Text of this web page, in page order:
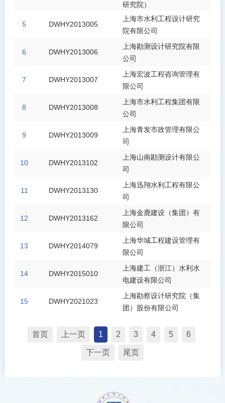
研究院）
5 DWHY2013005
上海市水利工程设计研究
院有限公司
6 DWHY2013006
上海勘测设计研究院有限
公司
7 DWHY2013007
上海宏波工程咨询管理有
限公司
8 DWHY2013008
上海市水利工程集团有限
公司
9 DWHY2013009
上海青发市政管理有限公
司
10 DWHY2013102
上海山南勘测设计有限公
司
11 DWHY2013130
上海迅翔水利工程有限公
司
12 DWHY2013162
上海金鹿建设（集团）有
限公司
13 DWHY2014079
上海华城工程建设管理有
限公司
14 DWHY2015010
上海建工（浙江）水利水
电建设有限公司
15 DWHY2021023
上海勘察设计研究院（集
团）股份有限公司
首页 上一页 1 2 3 4 5 6
下一页 尾页